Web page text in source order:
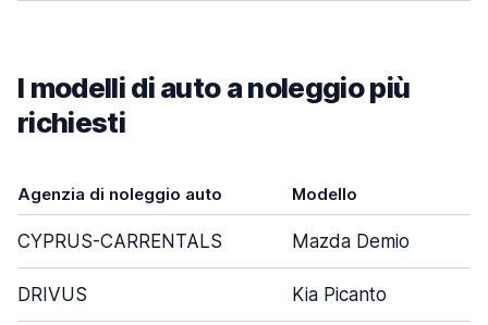
I modelli di auto a noleggio più
richiesti
Agenzia di noleggio auto Modello
CYPRUS-CARRENTALS Mazda Demio
DRIVUS Kia Picanto